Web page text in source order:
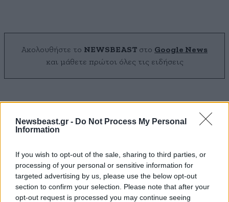
Newsbeast.gr - Do Not Process My Personal
Information
If you wish to opt-out of the sale, sharing to third parties, or
processing of your personal or sensitive information for
targeted advertising by us, please use the below opt-out
section to confirm your selection. Please note that after your
opt-out request is processed you may continue seeing
Ακολουθήστε το NEWSBEAST στο Google News
και μάθετε πρώτοι όλες τις ειδήσεις